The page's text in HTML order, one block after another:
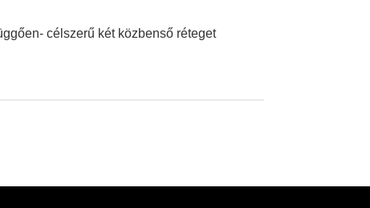
célszerű két közbenső réteget